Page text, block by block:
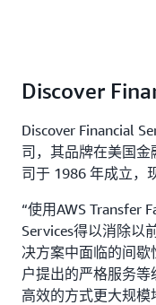
Discover
Discover Financial
司，其品牌在美国
司于 1986 年成立，
“使用AWS Transfer
Services得以消除以
决方案中面临的间
户提出的严格服务
高效的方式更大规模